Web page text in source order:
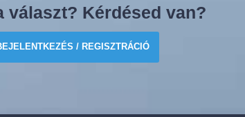
választ? Kérdésed van?
/ REGISZTRÁCIÓ